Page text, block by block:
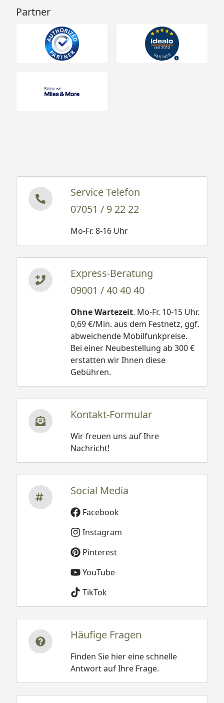
Partner
Service Telefon
07051 / 9 22 22
Mo-Fr. 8-16 Uhr
Express-Beratung
09001 / 40 40 40
Ohne Wartezeit. Mo-Fr. 10-15 Uhr.
0,69 €/Min. aus dem Festnetz, ggf.
abweichende Mobilfunkpreise.
Bei einer Neubestellung ab 300 €
erstatten wir Ihnen diese
Gebühren.
Kontakt-Formular
Wir freuen uns auf Ihre
Nachricht!
Social Media
Facebook
Instagram
Pinterest
YouTube
TikTok
Häufige Fragen
Finden Sie hier eine schnelle
Antwort auf Ihre Frage.